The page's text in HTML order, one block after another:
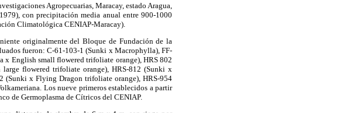
Agropecuarias, Maracay, estado Aragua,
con precipitación media anual entre 900-1000
Climatológica CENIAP-Maracay).
originalmente del Bloque de Fundación de la
fueron: C-61-103-1 (Sunki x Macrophylla), FF-
x English small flowered trifoliate orange), HRS 802
flowered trifoliate orange), HRS-812 (Sunki x
(Sunki x Flying Dragon trifoliate orange), HRS-954
Los nueve primeros establecidos a partir
de Germoplasma de Cítricos del CENIAP.